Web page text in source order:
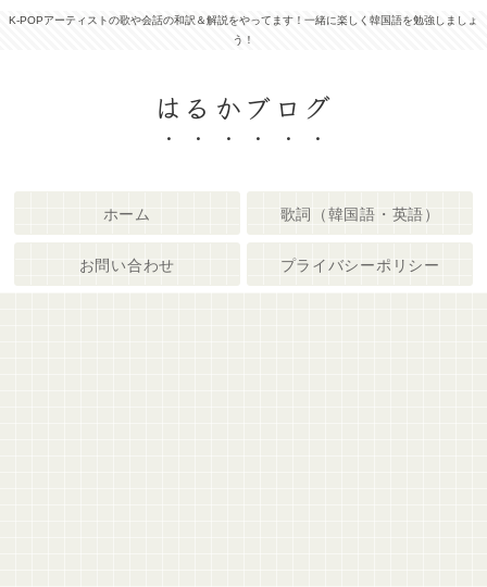
K-POPアーティストの歌や会話の和訳＆解説をやってます！一緒に楽しく韓国語を勉強しましょ
う！
はるかブログ
ホーム 歌詞（韓国語・英語）
お問い合わせ プライバシーポリシー